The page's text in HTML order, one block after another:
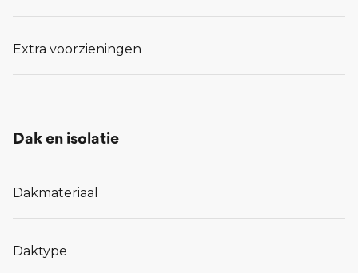
Extra voorzieningen
Dak en isolatie
Dakmateriaal
Daktype